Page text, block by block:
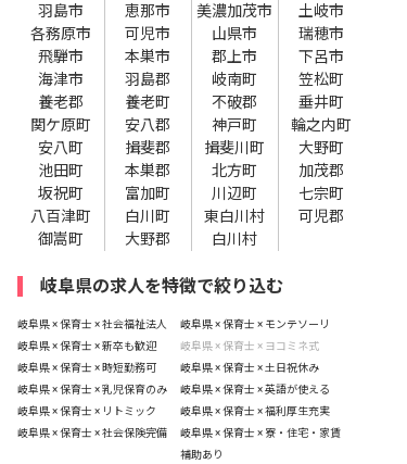
羽島市
恵那市 美濃加茂市
土岐市
各務原市
可児市 山県市
瑞穂市
飛騨市
本巣市 郡上市
下呂市
海津市
羽島郡 岐南町
笠松町
養老郡
養老町 不破郡
垂井町
関ケ原町
安八郡 神戸町
輪之内町
安八町
揖斐郡 揖斐川町
大野町
池田町
本巣郡 北方町
加茂郡
坂祝町
富加町 川辺町
七宗町
八百津町
白川町 東白川村
可児郡
御嵩町
大野郡 白川村
岐阜県の求人を特徴で絞り込む
岐阜県 × 保育士 × 社会福祉法人
岐阜県 × 保育士 × モンテソーリ
岐阜県 × 保育士 × 新卒も歓迎
岐阜県 × 保育士 × ヨコミネ式
岐阜県 × 保育士 × 時短勤務可
岐阜県 × 保育士 × 土日祝休み
岐阜県 × 保育士 × 乳児保育のみ
岐阜県 × 保育士 × 英語が使える
岐阜県 × 保育士 × リトミック
岐阜県 × 保育士 × 福利厚生充実
岐阜県 × 保育士 × 社会保険完備
岐阜県 × 保育士 × 寮・住宅・家賃
補助あり